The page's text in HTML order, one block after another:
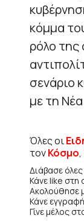
κόμμα
ρόλο της
σενάριο
με τη
Όλες οι
τονΚόσμο
Διάβασε
Κάνε like στη
Ακολούθησε
Κάνε
Γίνε μέλος